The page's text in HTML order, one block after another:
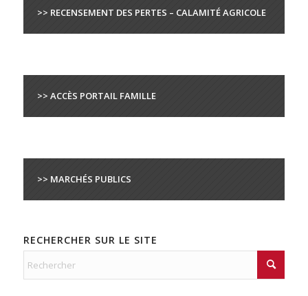
>> RECENSEMENT DES PERTES – CALAMITÉ AGRICOLE
>> ACCÈS PORTAIL FAMILLE
>> MARCHÉS PUBLICS
RECHERCHER SUR LE SITE